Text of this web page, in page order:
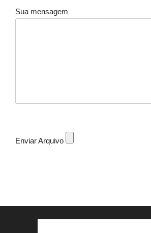
Sua mensagem
Enviar Arquivo